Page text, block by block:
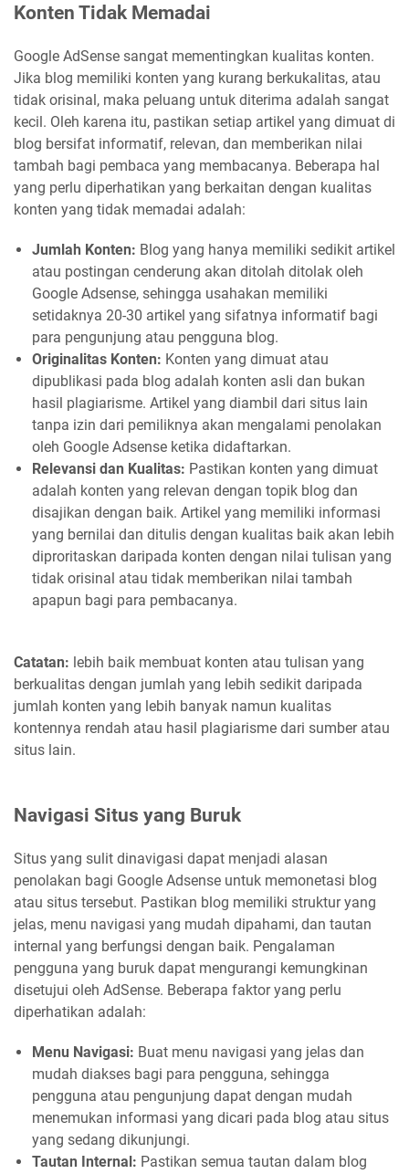
Konten Tidak Memadai
Google AdSense sangat mementingkan kualitas konten.
Jika blog memiliki konten yang kurang berkukalitas, atau
tidak orisinal, maka peluang untuk diterima adalah sangat
kecil. Oleh karena itu, pastikan setiap artikel yang dimuat di
blog bersifat informatif, relevan, dan memberikan nilai
tambah bagi pembaca yang membacanya. Beberapa hal
yang perlu diperhatikan yang berkaitan dengan kualitas
konten yang tidak memadai adalah:
Jumlah Konten: Blog yang hanya memiliki sedikit artikel
atau postingan cenderung akan ditolah ditolak oleh
Google Adsense, sehingga usahakan memiliki
setidaknya 20-30 artikel yang sifatnya informatif bagi
para pengunjung atau pengguna blog.
Originalitas Konten: Konten yang dimuat atau
dipublikasi pada blog adalah konten asli dan bukan
hasil plagiarisme. Artikel yang diambil dari situs lain
tanpa izin dari pemiliknya akan mengalami penolakan
oleh Google Adsense ketika didaftarkan.
Relevansi dan Kualitas: Pastikan konten yang dimuat
adalah konten yang relevan dengan topik blog dan
disajikan dengan baik. Artikel yang memiliki informasi
yang bernilai dan ditulis dengan kualitas baik akan lebih
diproritaskan daripada konten dengan nilai tulisan yang
tidak orisinal atau tidak memberikan nilai tambah
apapun bagi para pembacanya.
Catatan: lebih baik membuat konten atau tulisan yang
berkualitas dengan jumlah yang lebih sedikit daripada
jumlah konten yang lebih banyak namun kualitas
kontennya rendah atau hasil plagiarisme dari sumber atau
situs lain.
Navigasi Situs yang Buruk
Situs yang sulit dinavigasi dapat menjadi alasan
penolakan bagi Google Adsense untuk memonetasi blog
atau situs tersebut. Pastikan blog memiliki struktur yang
jelas, menu navigasi yang mudah dipahami, dan tautan
internal yang berfungsi dengan baik. Pengalaman
pengguna yang buruk dapat mengurangi kemungkinan
disetujui oleh AdSense. Beberapa faktor yang perlu
diperhatikan adalah:
Menu Navigasi: Buat menu navigasi yang jelas dan
mudah diakses bagi para pengguna, sehingga
pengguna atau pengunjung dapat dengan mudah
menemukan informasi yang dicari pada blog atau situs
yang sedang dikunjungi.
Tautan Internal: Pastikan semua tautan dalam blog